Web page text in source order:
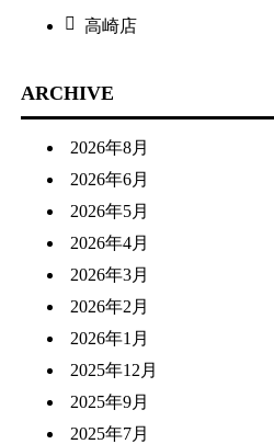
高崎店
ARCHIVE
2026年8月
2026年6月
2026年5月
2026年4月
2026年3月
2026年2月
2026年1月
2025年12月
2025年9月
2025年7月